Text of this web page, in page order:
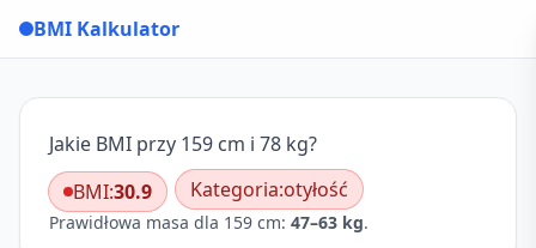
BMI Kalkulator
Jakie BMI przy 159 cm i 78 kg?
BMI:30.9 Kategoria:otyłość
Prawidłowa masa dla 159 cm: 47–63 kg.